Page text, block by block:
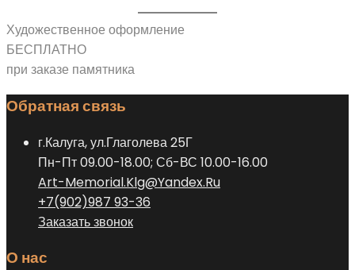
Художественное оформление
БЕСПЛАТНО
при заказе памятника
Обратная связь
г.Калуга, ул.Глаголева 25Г
Пн-Пт 09.00-18.00; Сб-ВС 10.00-16.00
Art-Memorial.Klg@Yandex.Ru
+7(902)987 93-36
Заказать звонок
О нас